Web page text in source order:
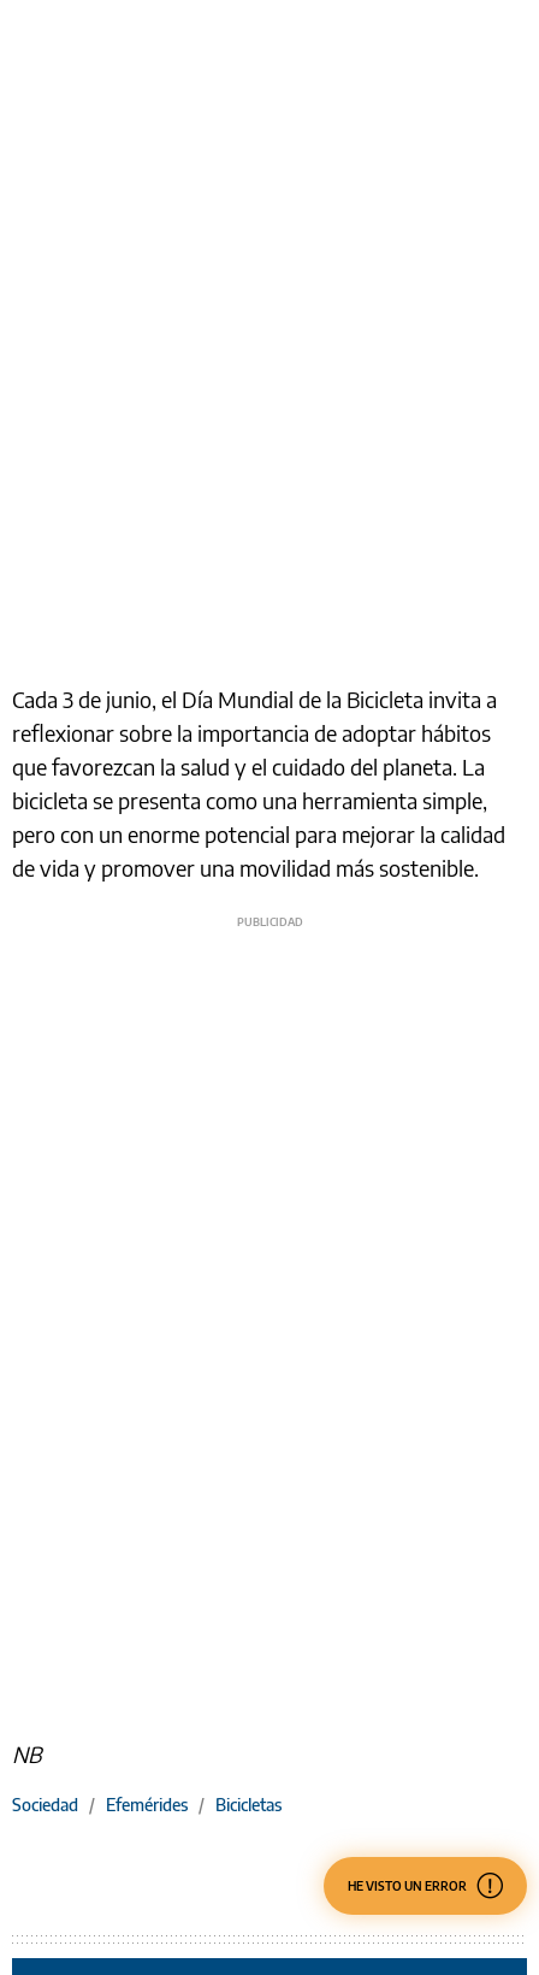
Cada 3 de junio, el Día Mundial de la Bicicleta invita a
reflexionar sobre la importancia de adoptar hábitos
que favorezcan la salud y el cuidado del planeta. La
bicicleta se presenta como una herramienta simple,
pero con un enorme potencial para mejorar la calidad
de vida y promover una movilidad más sostenible.
NB
Sociedad / Efemérides / Bicicletas
HE VISTO UN ERROR